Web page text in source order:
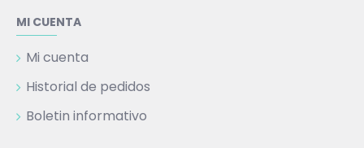
MI CUENTA
Mi cuenta
Historial de pedidos
Boletin informativo